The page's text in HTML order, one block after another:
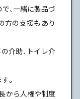
、一緒に製品づ
方の支援もあり
介助、トイレ介
。
から人権や制度